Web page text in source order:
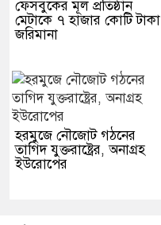
ফেসবুকের মূল প্রতিষ্ঠান
মেটাকে ৭ হাজার কোটি টাকা
জরিমানা
হরমুজে নৌজোট গঠনের
তাগিদ যুক্তরাষ্ট্রের, অনাগ্রহ
ইউরোপের